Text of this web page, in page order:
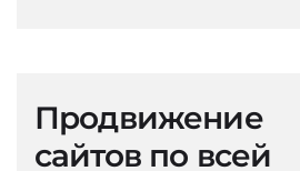
Продвижение
сайтов по всей